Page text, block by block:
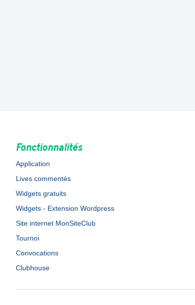
Fonctionnalités
Application
Lives commentés
Widgets gratuits
Widgets - Extension Wordpress
Site internet MonSiteClub
Tournoi
Convocations
Clubhouse